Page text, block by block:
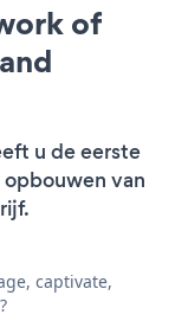
of
u de eerste
van
captivate,